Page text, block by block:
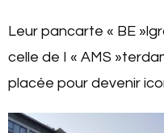
Leur pancarte « BE
celle de I « AMS
placée pour devenir